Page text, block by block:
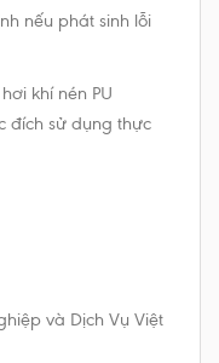
nếu phát sinh lỗi
khí nén PU
đích sử dụng thực
và Dịch Vụ Việt